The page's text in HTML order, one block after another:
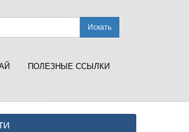
Искать
ПОЛЕЗНЫЕ ССЫЛКИ